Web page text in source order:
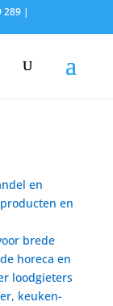
289 |
en
en
brede
horeca en
loodgieters
keuken-